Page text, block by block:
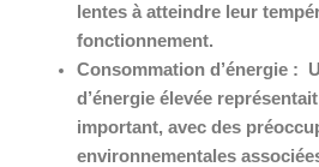
lentes à atteindre leur
fonctionnement.
Consommation d’énergie :
d’énergie élevée
important, avec des
environnementales